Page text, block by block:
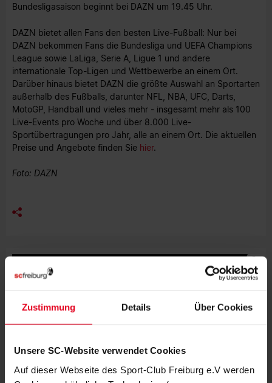
Zustimmung Details Über Cookies
Unsere SC-Website verwendet Cookies
Auf dieser Webseite des Sport-Club Freiburg e.V werden
Bundesligasaison beginnt bei DAZN um 19.45 Uhr.
DAZN bietet allen Fans den besten Live-Fußball: Nur bei
DAZN bekommen Fans die Bundesliga und UEFA Champions
League sowie LaLiga, Serie A, Ligue 1 und andere
internationale Top-Ligen und Wettbewerbe an einem Ort.
Darüber hinaus bietet DAZN die größte Auswahl an Sportarten
außerhalb des Fußballs, darunter NFL, NBA, UFC, Darts,
MotoGP, Handball und vieles mehr - insgesamt mehr als 100
Live-Events pro Woche und über 8.000 Live-
Sportübertragungen pro Jahr, alle an einem Ort. Die aktuellen
Preise und Angebote finden Sie hier.
Foto: DAZN
BEWEGUNG, MEDIENBILDUNG UND
EFOOTBALL
JUBILÄUMSABEND MIT STREICH UND
SCHUHPLATTLERN